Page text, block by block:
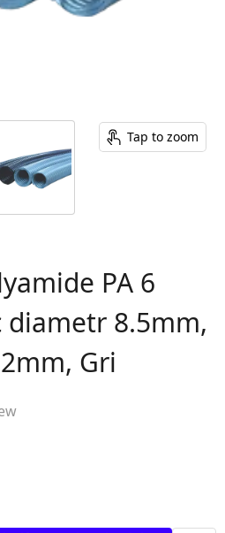
Tap to zoom
PA 6
diametr 8.5mm,
Gri